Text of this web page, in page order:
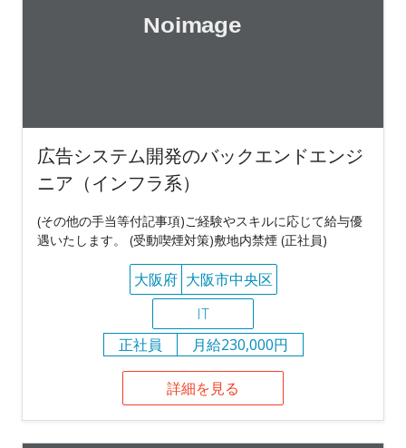
広告システム開発のバックエンドエンジ
ニア（インフラ系）
(その他の手当等付記事項)ご経験やスキルに応じて給与優
遇いたします。 (受動喫煙対策)敷地内禁煙 (正社員)
大阪府 大阪市中央区
IT
正社員
月給230,000円
詳細を見る